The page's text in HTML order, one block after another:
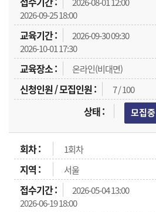
2026-09-25 18:00
2026-09-30 09:30
2026-10-01 17:30
온라인(비대면)
7 / 100
모집중
1회차
서울
2026-05-04 13:00
2026-06-19 18:00